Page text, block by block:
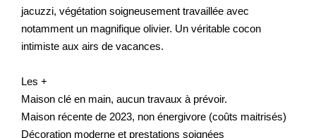
jacuzzi, végétation soigneusement travaillée avec
notamment un magnifique olivier. Un véritable cocon
intimiste aux airs de vacances.
Les +
Maison clé en main, aucun travaux à prévoir.
Maison récente de 2023, non énergivore (coûts maitrisés)
Décoration moderne et prestations soignées